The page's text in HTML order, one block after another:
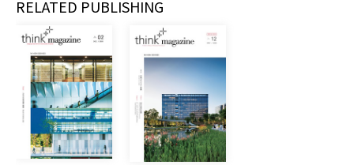
RELATED PUBLISHING